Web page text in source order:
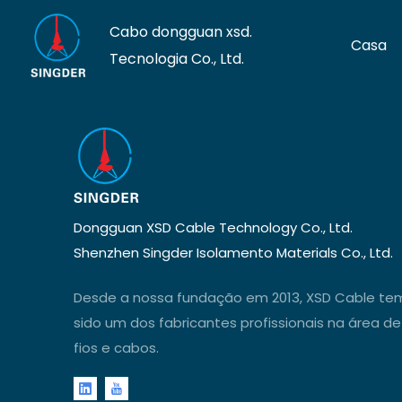
Cabo dongguan xsd.
Tecnologia Co., Ltd.
Casa
Dongguan XSD Cable Technology Co., Ltd.
Shenzhen Singder Isolamento Materials Co., Ltd.
Desde a nossa fundação em 2013, XSD Cable
sido um dos fabricantes profissionais na área de
fios e cabos.